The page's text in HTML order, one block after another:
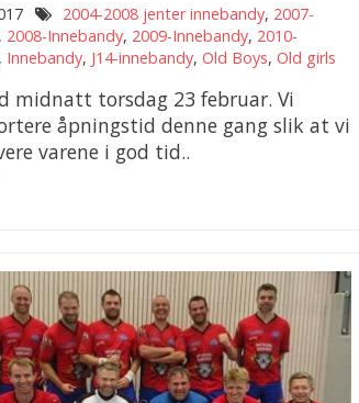
2004-2008 jenter innebandy, 2007-
, 2008-Innebandy, 2009-Innebandy, 2010-
, Innebandy, J14-innebandy, Old Boys, Old girls
midnatt torsdag 23 februar. Vi
åpningstid denne gang slik at vi
varene i god tid..